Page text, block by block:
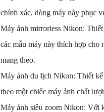
chính xác, dòng máy này phục
Máy ảnh mirrorless Nikon:
các mẫu máy này thích hợp
mang theo.
Máy ảnh du lịch Nikon: Thiết
theo một chiếc máy ảnh chất
Máy ảnh siêu zoom Nikon: Với